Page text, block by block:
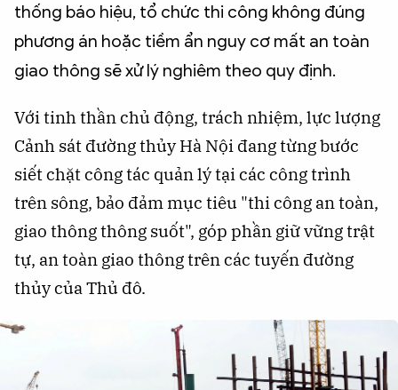
thống báo hiệu, tổ chức thi công không đúng
phương án hoặc tiềm ẩn nguy cơ mất an toàn
giao thông sẽ xử lý nghiêm theo quy định.
Với tinh thần chủ động, trách nhiệm, lực lượng
Cảnh sát đường thủy Hà Nội đang từng bước
siết chặt công tác quản lý tại các công trình
trên sông, bảo đảm mục tiêu "thi công an toàn,
giao thông thông suốt", góp phần giữ vững trật
tự, an toàn giao thông trên các tuyến đường
thủy của Thủ đô.